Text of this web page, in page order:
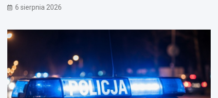
6 sierpnia 2026